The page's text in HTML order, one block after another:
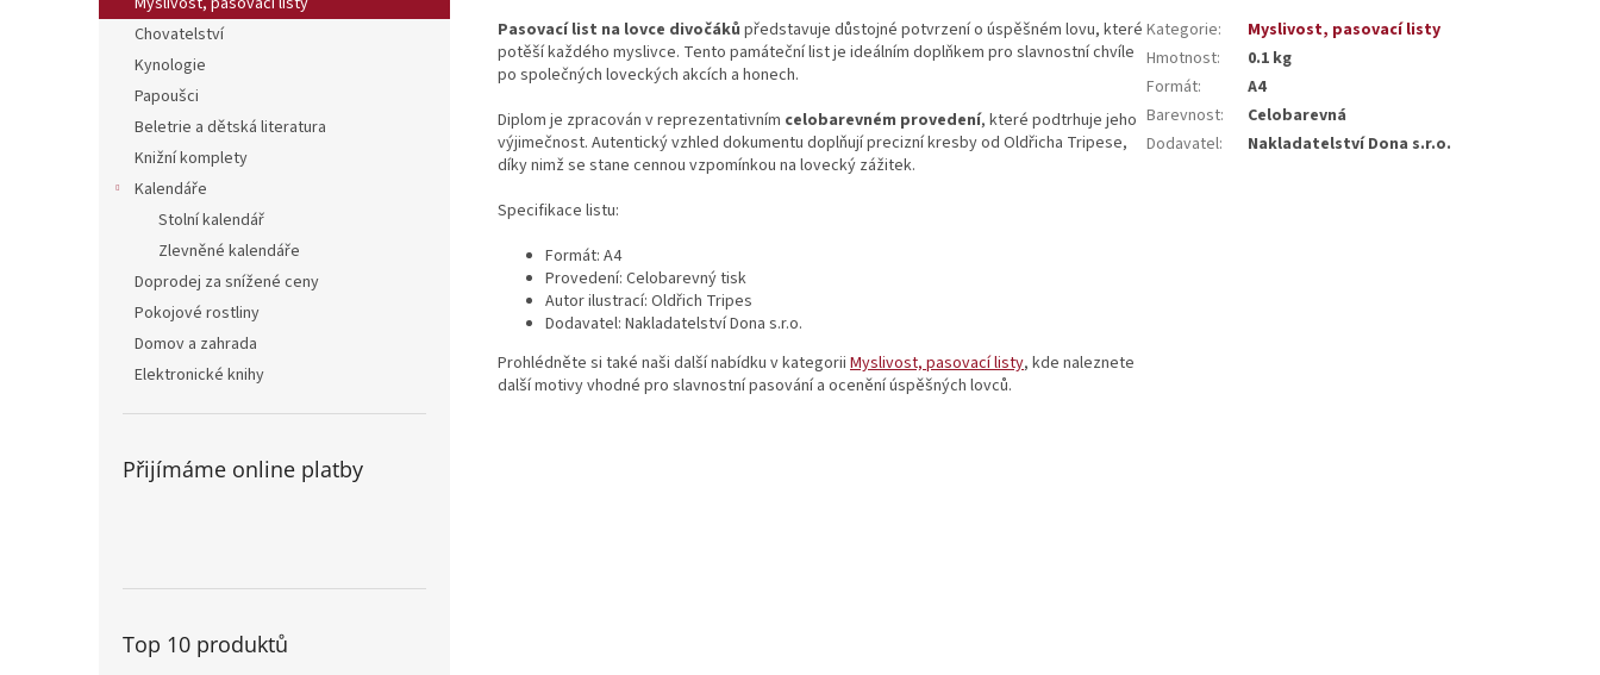
Chovatelství
Kynologie
Papoušci
Beletrie a dětská literatura
Knižní komplety
Kalendáře
Stolní kalendář
Zlevněné kalendáře
Doprodej za snížené ceny
Pokojové rostliny
Domov a zahrada
Elektronické knihy
Přijímáme online platby
Top 10 produktů
Pasovací list na lovce divočáků představuje důstojné potvrzení o úspěšném lovu, které
potěší každého myslivce. Tento památeční list je ideálním doplňkem pro slavnostní chvíle
po společných loveckých akcích a honech.
Diplom je zpracován v reprezentativním celobarevném provedení, které podtrhuje jeho
výjimečnost. Autentický vzhled dokumentu doplňují precizní kresby od Oldřicha Tripese,
díky nimž se stane cennou vzpomínkou na lovecký zážitek.
Specifikace listu:
Formát: A4
Provedení: Celobarevný tisk
Autor ilustrací: Oldřich Tripes
Dodavatel: Nakladatelství Dona s.r.o.
Prohlédněte si také naši další nabídku v kategorii Myslivost, pasovací listy, kde naleznete
další motivy vhodné pro slavnostní pasování a ocenění úspěšných lovců.
Kategorie:
Myslivost, pasovací listy
Hmotnost:
0.1 kg
Formát:
A4
Barevnost:
Celobarevná
Dodavatel: Nakladatelství Dona s.r.o.